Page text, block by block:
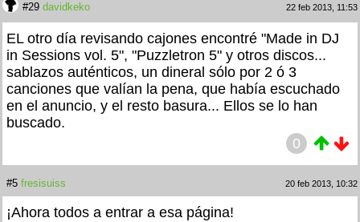
#29 davidkeko 22 feb 2013, 11:53
EL otro día revisando cajones encontré "Made in DJ
in Sessions vol. 5", "Puzzletron 5" y otros discos...
sablazos auténticos, un dineral sólo por 2 ó 3
canciones que valían la pena, que había escuchado
en el anuncio, y el resto basura... Ellos se lo han
buscado.
0
#5 fresisuiss 20 feb 2013, 10:32
¡Ahora todos a entrar a esa página!